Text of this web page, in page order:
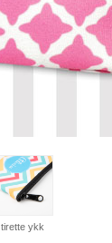
tirette ykk